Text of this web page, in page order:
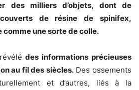
des milliers d’objets, dont de
de résine de spinifex,
une sorte de colle.
des informations précieuses
au fil des siècles.Des ossements
et d’autres, liés à la